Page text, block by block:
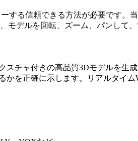
する信頼できる方法が必要です
デルを回転、ズーム、パンして、
チャ付きの高品質3Dモデルを生
かを正確に示します。リアルタイ